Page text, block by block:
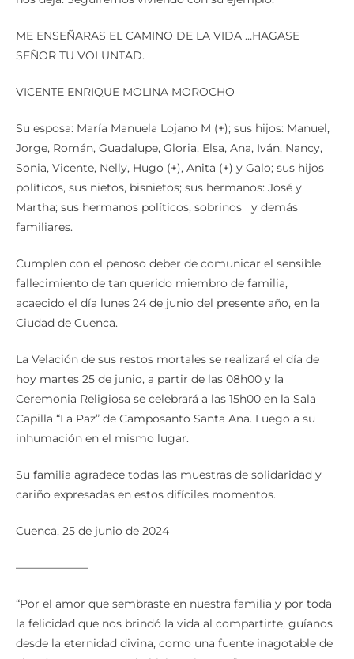
ME ENSEÑARAS EL CAMINO DE LA VIDA …HAGASE
SEÑOR TU VOLUNTAD.
VICENTE ENRIQUE MOLINA MOROCHO
Su esposa: María Manuela Lojano M (+); sus hijos: Manuel,
Jorge, Román, Guadalupe, Gloria, Elsa, Ana, Iván, Nancy,
Sonia, Vicente, Nelly, Hugo (+), Anita (+) y Galo; sus hijos
políticos, sus nietos, bisnietos; sus hermanos: José y
Martha; sus hermanos políticos, sobrinos y demás
familiares.
Cumplen con el penoso deber de comunicar el sensible
fallecimiento de tan querido miembro de familia,
acaecido el día lunes 24 de junio del presente año, en la
Ciudad de Cuenca.
La Velación de sus restos mortales se realizará el día de
hoy martes 25 de junio, a partir de las 08h00 y la
Ceremonia Religiosa se celebrará a las 15h00 en la Sala
Capilla “La Paz” de Camposanto Santa Ana. Luego a su
inhumación en el mismo lugar.
Su familia agradece todas las muestras de solidaridad y
cariño expresadas en estos difíciles momentos.
Cuenca, 25 de junio de 2024
——————–
“Por el amor que sembraste en nuestra familia y por toda
la felicidad que nos brindó la vida al compartirte, guíanos
desde la eternidad divina, como una fuente inagotable de